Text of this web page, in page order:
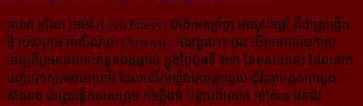
លោក អូណៃ អេមរី (Unai Emery) ជាតិអេស្ប៉ាញ អាយុ៤៦ឆ្នាំ គឺជាគ្រូបង្វឹក
ថ្មី របស់ក្រុម អាសឺណល់ (Arsenal - អង់គ្លេស)។ នេះ បើតាមការប្រកាស
ចេញពីក្រុមបាល់ទាត់ខ្លួនឯងផ្ទាល់ ក្នុងថ្ងៃពុធទី ២៣ ខែឧសភានេះ ដែលដាក់
បញ្ចប់ពាក្យចចាមអារាម ដែលលើកឡើងជាបន្តបន្ទាប់ ជុំវិញបេក្ខភាពស្នង
តំណែង ជាគ្រូបង្វឹករបស់ក្រុម កាំភ្លើងធំ បន្ទាប់ពីលោក អាសែន វេនជ័រ